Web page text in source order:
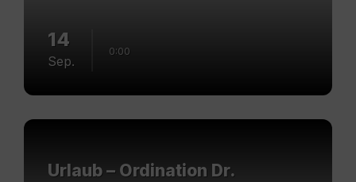
14
Sep.
0:00
Urlaub – Ordination Dr.
Mehr